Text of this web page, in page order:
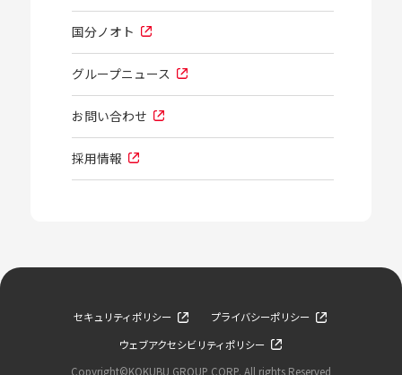
国分ノオト
グループニュース
お問い合わせ
採用情報
セキュリティポリシー
プライバシーポリシー
ウェブアクセシビリティポリシー
Copyright©KOKUBU GROUP CORP. All rights Reserved